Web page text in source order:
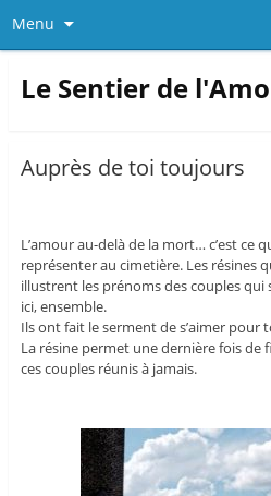
Menu
Le Sentier de
Auprès de toi toujours
L’amour au-delà de la mort… c’est ce
représenter au cimetière. Les résines
illustrent les prénoms des couples
ici, ensemble.
Ils ont fait le serment de s’aimer pour
La résine permet une dernière fois de
ces couples réunis à jamais.